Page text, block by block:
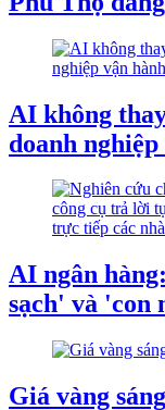
AI không
doanh
AI ngân
sạch' và 'con
Giá vàng